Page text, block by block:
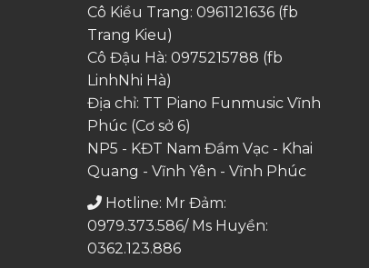
Cô Kiều Trang: 0961121636(fb
Trang Kieu)
Cô Đậu Hà: 0975215788 (fb
LinhNhi Hà)
Địa chỉ: TT Piano Funmusic Vĩnh
Phúc (Cơ sở 6)
NP5 - KĐT Nam Đầm Vạc - Khai
Quang - Vĩnh Yên - Vĩnh Phúc
Hotline: Mr Đảm:
0979.373.586/ Ms Huyền:
0362.123.886